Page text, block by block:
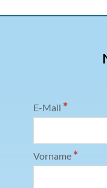
E-Mail *
Vorname *